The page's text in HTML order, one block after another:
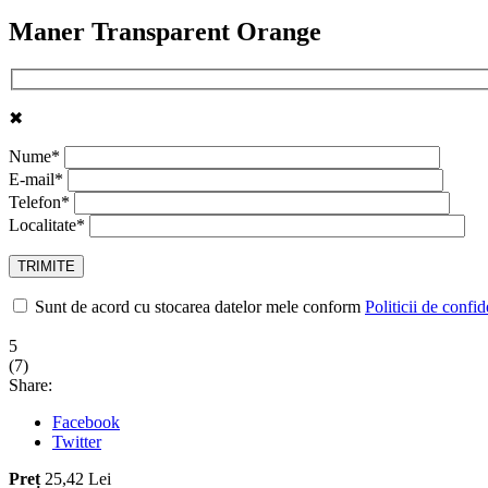
Maner Transparent Orange
✖
Nume*
E-mail*
Telefon*
Localitate*
Sunt de acord cu stocarea datelor mele conform Politicii de
5
(7)
Share:
Facebook
Twitter
Preț 25,42 Lei